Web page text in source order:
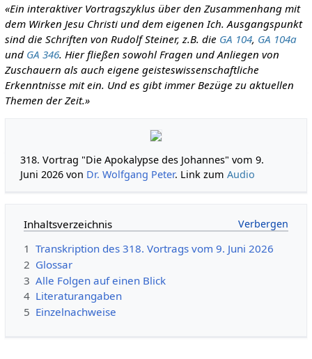
«Ein interaktiver Vortragszyklus über den Zusammenhang mit
dem Wirken Jesu Christi und dem eigenen Ich. Ausgangspunkt
sind die Schriften von Rudolf Steiner, z.B. die GA 104, GA 104a
und GA 346. Hier fließen sowohl Fragen und Anliegen von
Zuschauern als auch eigene geisteswissenschaftliche
Erkenntnisse mit ein. Und es gibt immer Bezüge zu aktuellen
Themen der Zeit.»
318. Vortrag "Die Apokalypse des Johannes" vom 9.
Juni 2026 von Dr. Wolfgang Peter. Link zumAudio
Inhaltsverzeichnis
1 Transkription des 318. Vortrags vom 9. Juni 2026
2 Glossar
3 Alle Folgen auf einen Blick
4 Literaturangaben
5 Einzelnachweise